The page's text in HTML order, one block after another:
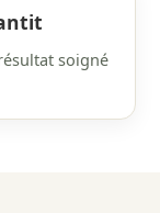
soigné